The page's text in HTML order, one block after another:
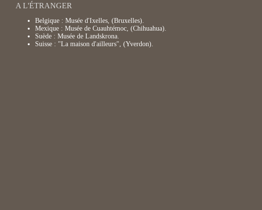
A L'ÉTRANGER
Belgique : Musée d'Ixelles, (Bruxelles).
Mexique : Musée de Cuauhtémoc, (Chihuahua).
Suède : Musée de Landskrona.
Suisse : "La maison d'ailleurs", (Yverdon).